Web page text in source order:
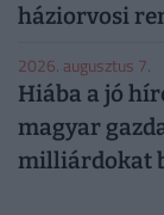
háziorvosi
2026. augusztus 7.
Hiába a jó
magyar
milliárdokat